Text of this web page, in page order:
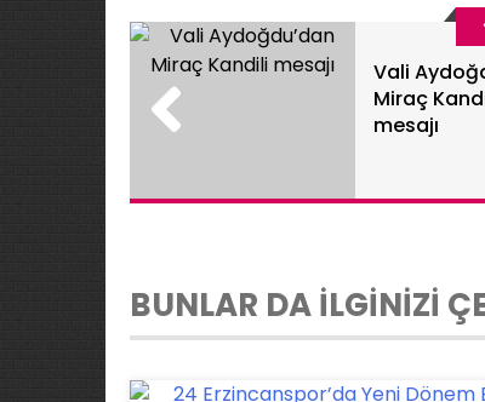
Vali
Miraç
mesajı
BUNLAR DA İLGİNİZİ